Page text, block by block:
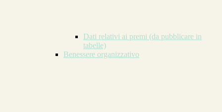
Dati relativi ai premi (da pubblicare in
tabelle)
Benessere organizzativo